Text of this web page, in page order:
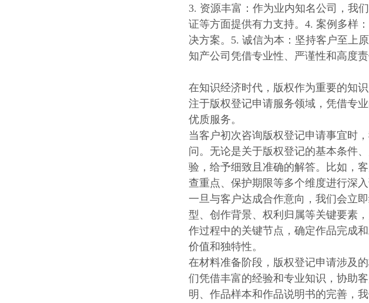
3. 资源丰富：作为业内知名公司，我
证等方面提供有力支持。4. 案例多样
决方案。5. 诚信为本：坚持客户至上
知产公司凭借专业性、严谨性和高度
在知识经济时代，版权作为重要的知
注于版权登记申请服务领域，凭借专
优质服务。
当客户初次咨询版权登记申请事宜时
问。无论是关于版权登记的基本条件
验，给予细致且准确的解答。比如，
查重点、保护期限等多个维度进行深
一旦与客户达成合作意向，我们会立
型、创作背景、权利归属等关键要素
作过程中的关键节点，确定作品完成
价值和独特性。
在材料准备阶段，版权登记申请涉及
们凭借丰富的经验和专业知识，协助
明、作品样本和作品说明书的完善，